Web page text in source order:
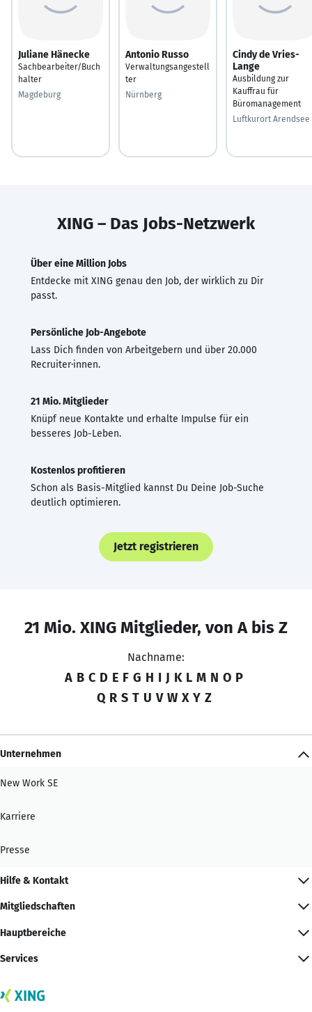
Juliane Hänecke
Sachbearbeiter/Buch
halter
Magdeburg
Antonio Russo
Verwaltungsangestell
ter
Nürnberg
Cindy de Vries-
Lange
Ausbildung zur
Kauffrau für
Büromanagement
Luftkurort Arendsee
XING – Das Jobs-Netzwerk
Über eine Million Jobs
Entdecke mit XING genau den Job, der wirklich zu Dir
passt.
Persönliche Job-Angebote
Lass Dich finden von Arbeitgebern und über 20.000
Recruiter·innen.
21 Mio. Mitglieder
Knüpf neue Kontakte und erhalte Impulse für ein
besseres Job-Leben.
Kostenlos profitieren
Schon als Basis-Mitglied kannst Du Deine Job-Suche
deutlich optimieren.
Jetzt registrieren
21 Mio. XING Mitglieder, von A bis Z
Nachname:
A B C D E F G H I J K L M N O P
Q R S T U V W X Y Z
Unternehmen
New Work SE
Karriere
Presse
Hilfe & Kontakt
Mitgliedschaften
Hauptbereiche
Services